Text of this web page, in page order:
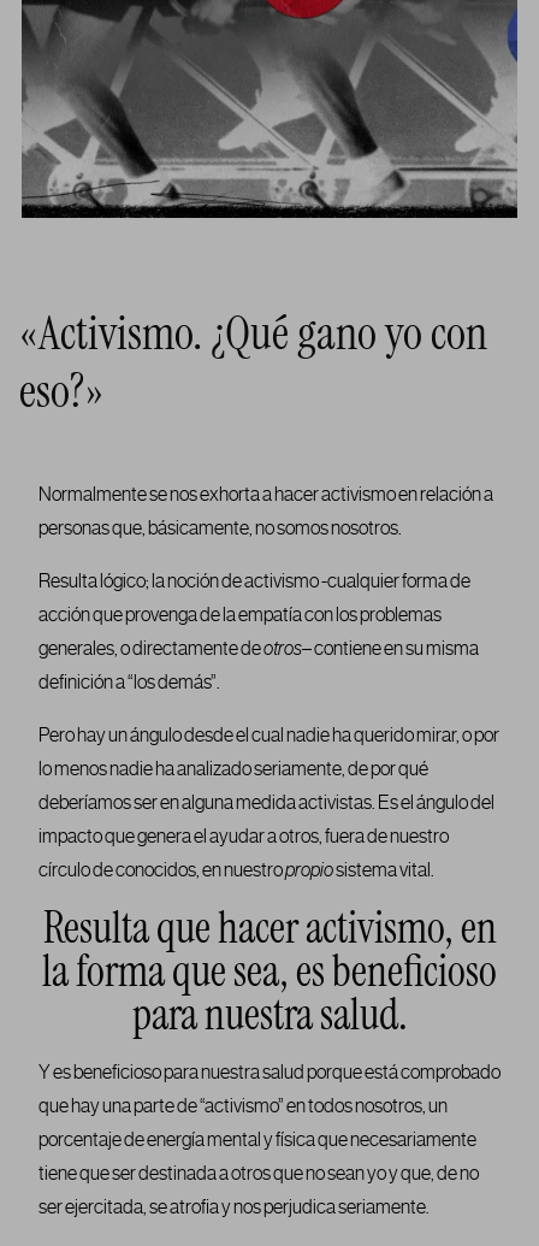
«Activismo. ¿Qué gano yo con
eso?»
Normalmente se nos exhorta a hacer activismo en relación a
personas que, básicamente, no somos nosotros.
Resulta lógico; la noción de activismo -cualquier forma de
acción que provenga de la empatía con los problemas
generales, o directamente deotros– contiene en su misma
definición a “los demás”.
Pero hay un ángulo desde el cual nadie ha querido mirar, o por
lo menos nadie ha analizado seriamente, de por qué
deberíamos ser en alguna medida activistas. Es el ángulo del
impacto que genera el ayudar a otros, fuera de nuestro
círculo de conocidos, en nuestropropiosistema vital.
Resulta que hacer activismo, en
la forma que sea, es beneficioso
para nuestra salud.
Y es beneficioso para nuestra salud porque está comprobado
que hay una parte de “activismo” en todos nosotros, un
porcentaje de energía mental y física que necesariamente
tiene que ser destinada a otros que no sean yo y que, de no
ser ejercitada, se atrofia y nos perjudica seriamente.